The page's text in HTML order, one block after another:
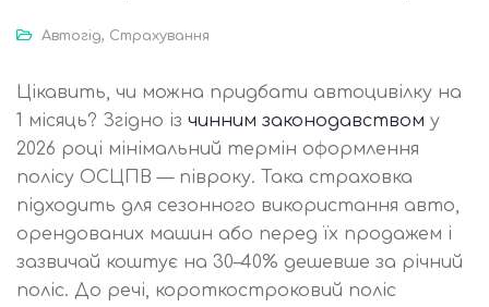
Автогід, Страхування
Цікавить, чи можна придбати автоцивілку на
1 місяць? Згідно із чинним законодавством у
2026 році мінімальний термін оформлення
полісу ОСЦПВ — півроку. Така страховка
підходить для сезонного використання авто,
орендованих машин або перед їх продажем і
зазвичай коштує на 30–40% дешевше за річний
поліс. До речі, короткостроковий поліс